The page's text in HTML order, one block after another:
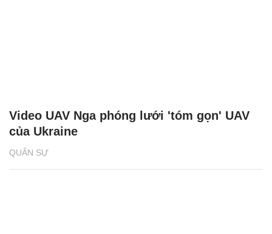
QUÂN SỰ
Video UAV Nga phóng lưới 'tóm gọn' UAV
của Ukraine